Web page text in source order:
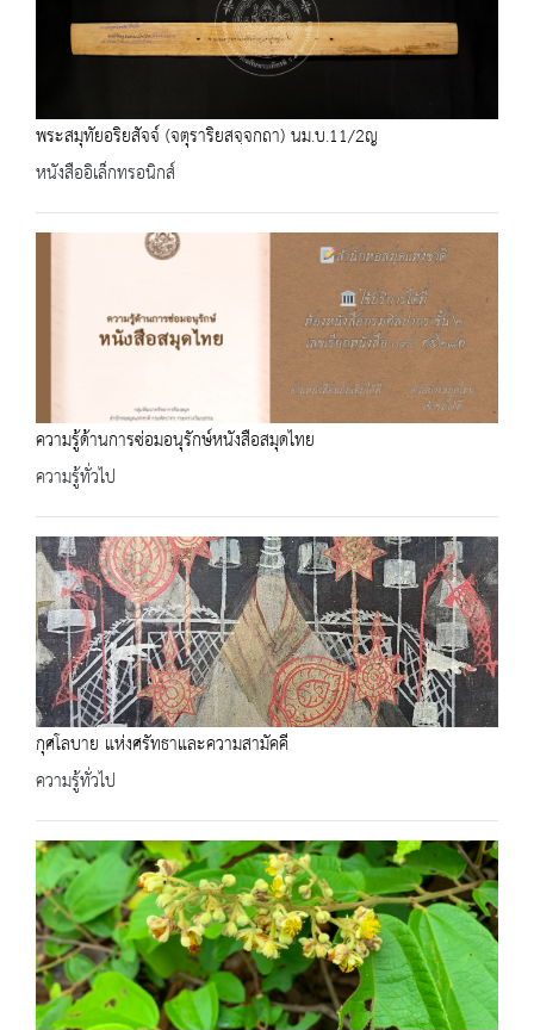
พระสมุทัยอริยสัจจ์ (จตุราริยสจฺจกถา) นม.บ.11/2ญ
หนังสืออิเล็กทรอนิกส์
ความรู้ด้านการซ่อมอนุรักษ์หนังสือสมุดไทย
ความรู้ทั่วไป
กุศโลบาย แห่งศรัทธาและความสามัคคี
ความรู้ทั่วไป